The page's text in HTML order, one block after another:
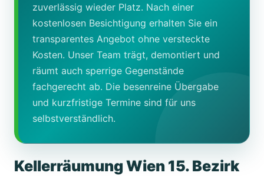
zuverlässig wieder Platz. Nach einer
kostenlosen Besichtigung erhalten Sie ein
transparentes Angebot ohne versteckte
Kosten. Unser Team trägt, demontiert und
räumt auch sperrige Gegenstände
fachgerecht ab. Die besenreine Übergabe
und kurzfristige Termine sind für uns
selbstverständlich.
Kellerräumung Wien 15. Bezirk